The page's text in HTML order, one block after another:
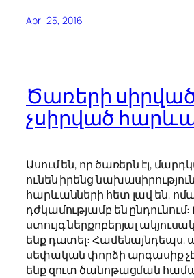
April 25, 2016
Ծառերի սիրված
չսիրված
Ասում են, որ ծառերն էլ,
ունեն իրենց
հարևանների հետ լավ են,
դժկամությամբ են
ստույգ ներքոբերյալ
ենք դատել: Համենայնդեպս,
սեփական փորձի արգասիք
ենք զուտ ծանոթացման